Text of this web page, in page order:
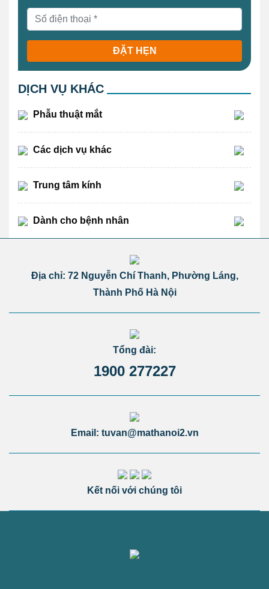
ĐẶT HẸN
DỊCH VỤ KHÁC
Phẫu thuật mắt
Các dịch vụ khác
Trung tâm kính
Dành cho bệnh nhân
Địa chỉ: 72 Nguyễn Chí Thanh, Phường Láng,
Thành Phố Hà Nội
Tổng đài:
1900 277227
Email: tuvan@mathanoi2.vn
Kết nối với chúng tôi